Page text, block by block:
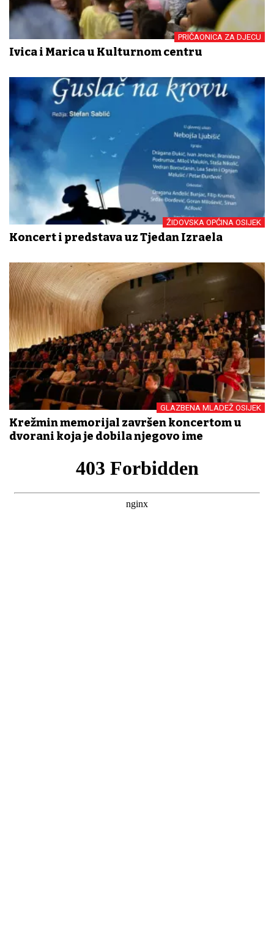
PRIČAONICA ZA DJECU
Ivica i Marica u Kulturnom centru
ŽIDOVSKA OPĆINA OSIJEK
Koncert i predstava uz Tjedan Izraela
GLAZBENA MLADEŽ OSIJEK
Krežmin memorijal završen koncertom u
dvorani koja je dobila njegovo ime